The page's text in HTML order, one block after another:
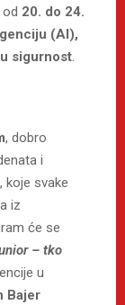
20. do 24.
(AI),
sigurnost.
, dobro
i
koje svake
iz
će se
– tko
u
Bajer